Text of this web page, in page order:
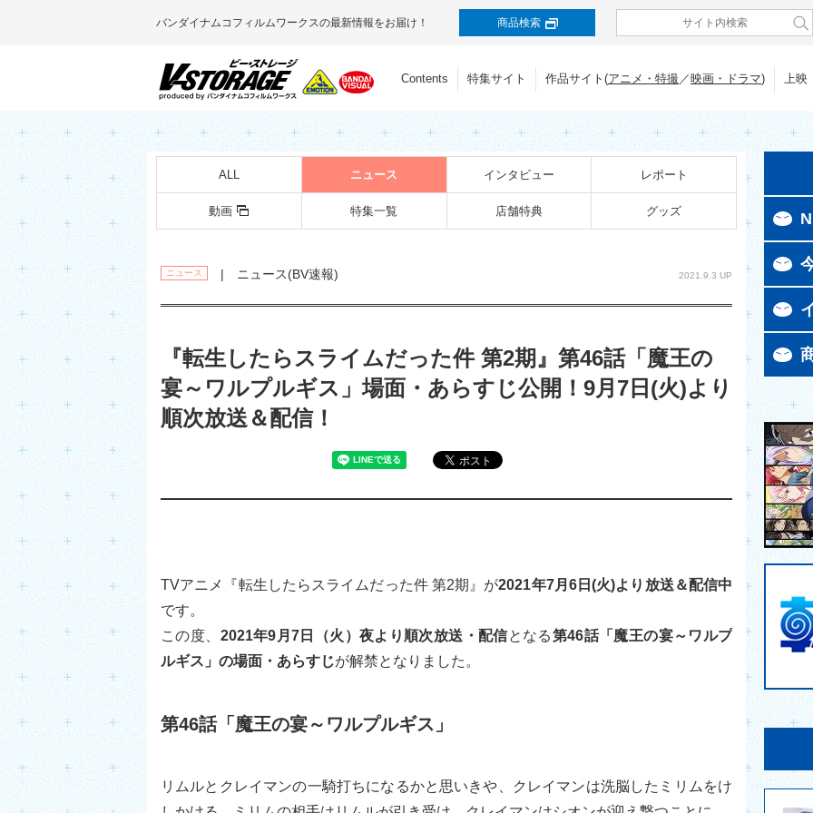
バンダイナムコフィルムワークスの最新情報をお届け！ 商品検索
Contents 特集サイト 作品サイト(アニメ・特撮／映画・ドラマ) 上映
ALL ニュース インタビュー レポート
動画 特集一覧 店舗特典 グッズ
ニュース | ニュース(BV速報) 2021.9.3 UP
『転生したらスライムだった件 第2期』第46話「魔王の
宴～ワルプルギス」場面・あらすじ公開！9月7日(火)より
順次放送＆配信！
TVアニメ『転生したらスライムだった件 第2期』が2021年7月6日(火)より放送＆配信中
です。
この度、 2021年9月7日（火）夜より順次放送・配信となる第46話「魔王の宴～ワルプ
ルギス」の場面・あらすじが解禁となりました。
第46話「魔王の宴～ワルプルギス」
リムルとクレイマンの一騎打ちになるかと思いきや、クレイマンは洗脳したミリムをけ